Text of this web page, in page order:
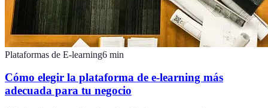
Plataformas de E-learning6 min
Cómo elegir la plataforma de e-learning más
adecuada para tu negocio